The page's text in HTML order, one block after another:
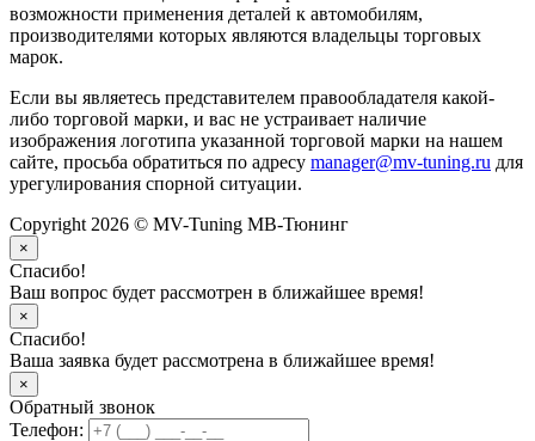
возможности применения деталей к автомобилям,
производителями которых являются владельцы торговых
марок.
Если вы являетесь представителем правообладателя какой-
либо торговой марки, и вас не устраивает наличие
изображения логотипа указанной торговой марки на нашем
сайте, просьба обратиться по адресу manager@mv-tuning.ru для
урегулирования спорной ситуации.
Copyright 2026 © MV-Tuning МВ-Тюнинг
×
Спасибо!
Ваш вопрос будет рассмотрен в ближайшее время!
×
Спасибо!
Ваша заявка будет рассмотрена в ближайшее время!
×
Обратный звонок
Телефон: